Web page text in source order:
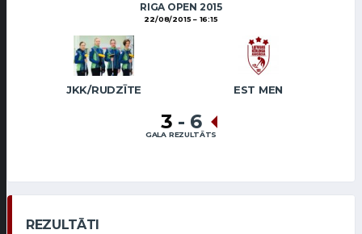
RIGA OPEN 2015
22/08/2015 16:15
JKK/RUDZĪTE EST MEN
3 - 6
GALA REZULTĀTS
REZULTĀTI